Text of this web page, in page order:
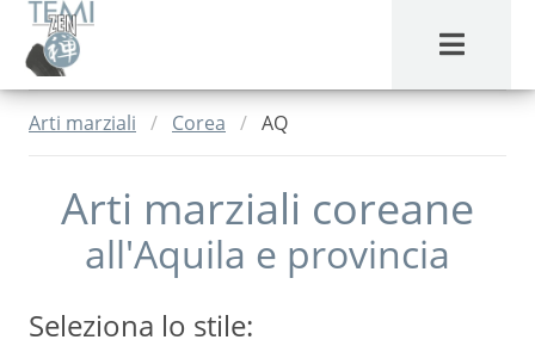
MENU
Arti marziali Corea AQ
Arti marziali coreane
all'Aquila e provincia
Seleziona lo stile: